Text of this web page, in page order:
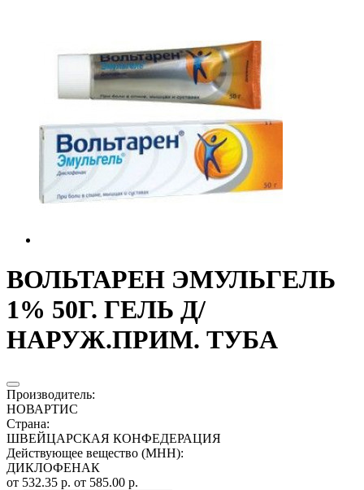
ВОЛЬТАРЕН ЭМУЛЬГЕЛЬ
1% 50Г. ГЕЛЬ Д/
НАРУЖ.ПРИМ. ТУБА
Производитель:
НОВАРТИС
Страна:
ШВЕЙЦАРСКАЯ КОНФЕДЕРАЦИЯ
Действующее вещество (МНН):
ДИКЛОФЕНАК
от 532.35 р. от 585.00 р.